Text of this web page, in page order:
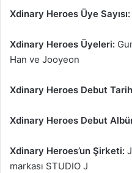
Xdinary Heroes Üye Sayısı:
Xdinary Heroes Üyeleri:
Han ve Jooyeon
Xdinary Heroes Debut
Xdinary Heroes Debut
Xdinary Heroes’un Şirketi:
markası STUDIO J